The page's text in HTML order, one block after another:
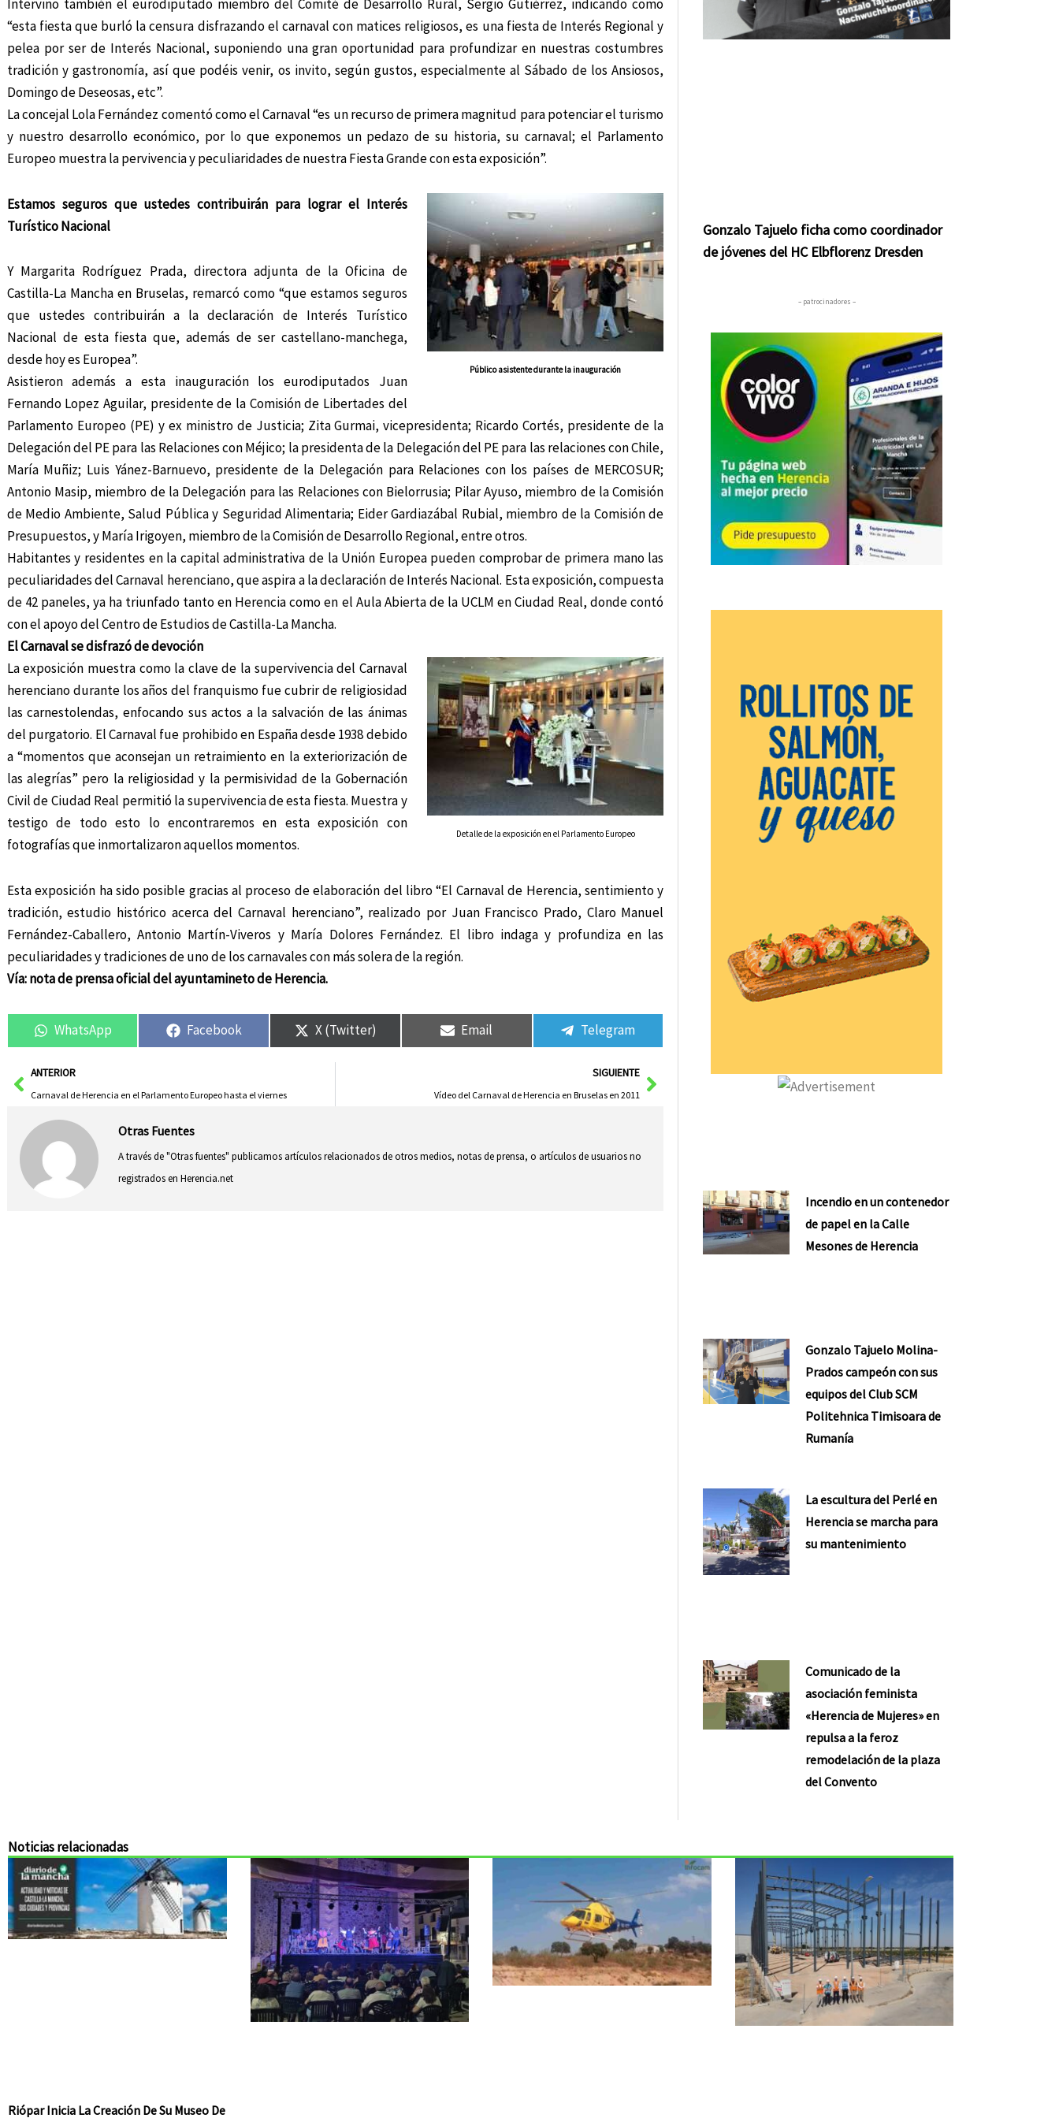
Intervino también el eurodiputado miembro del Comité de Desarrollo Rural, Sergio Gutiérrez, indicando como
“esta fiesta que burló la censura disfrazando el carnaval con matices religiosos, es una fiesta de Interés Regional y
pelea por ser de Interés Nacional, suponiendo una gran oportunidad para profundizar en nuestras costumbres
tradición y gastronomía, así que podéis venir, os invito, según gustos, especialmente al Sábado de los Ansiosos,
Domingo de Deseosas, etc”.
La concejal Lola Fernández comentó como el Carnaval “es un recurso de primera magnitud para potenciar el turismo
y nuestro desarrollo económico, por lo que exponemos un pedazo de su historia, su carnaval; el Parlamento
Europeo muestra la pervivencia y peculiaridades de nuestra Fiesta Grande con esta exposición”.
Público asistente durante la inauguración
Estamos seguros que ustedes contribuirán para lograr el Interés
Turístico Nacional
Y Margarita Rodríguez Prada, directora adjunta de la Oficina de
Castilla-La Mancha en Bruselas, remarcó como “que estamos seguros
que ustedes contribuirán a la declaración de Interés Turístico
Nacional de esta fiesta que, además de ser castellano-manchega,
desde hoy es Europea”.
Asistieron además a esta inauguración los eurodiputados Juan
Fernando Lopez Aguilar, presidente de la Comisión de Libertades del
Parlamento Europeo (PE) y ex ministro de Justicia; Zita Gurmai, vicepresidenta; Ricardo Cortés, presidente de la
Delegación del PE para las Relaciones con Méjico; la presidenta de la Delegación del PE para las relaciones con Chile,
María Muñiz; Luis Yánez-Barnuevo, presidente de la Delegación para Relaciones con los países de MERCOSUR;
Antonio Masip, miembro de la Delegación para las Relaciones con Bielorrusia; Pilar Ayuso, miembro de la Comisión
de Medio Ambiente, Salud Pública y Seguridad Alimentaria; Eider Gardiazábal Rubial, miembro de la Comisión de
Presupuestos, y María Irigoyen, miembro de la Comisión de Desarrollo Regional, entre otros.
Habitantes y residentes en la capital administrativa de la Unión Europea pueden comprobar de primera mano las
peculiaridades del Carnaval herenciano, que aspira a la declaración de Interés Nacional. Esta exposición, compuesta
de 42 paneles, ya ha triunfado tanto en Herencia como en el Aula Abierta de la UCLM en Ciudad Real, donde contó
con el apoyo del Centro de Estudios de Castilla-La Mancha.
El Carnaval se disfrazó de devoción
Detalle de la exposición en el Parlamento Europeo
La exposición muestra como la clave de la supervivencia del Carnaval
herenciano durante los años del franquismo fue cubrir de religiosidad
las carnestolendas, enfocando sus actos a la salvación de las ánimas
del purgatorio. El Carnaval fue prohibido en España desde 1938 debido
a “momentos que aconsejan un retraimiento en la exteriorización de
las alegrías” pero la religiosidad y la permisividad de la Gobernación
Civil de Ciudad Real permitió la supervivencia de esta fiesta. Muestra y
testigo de todo esto lo encontraremos en esta exposición con
fotografías que inmortalizaron aquellos momentos.
Esta exposición ha sido posible gracias al proceso de elaboración del libro “El Carnaval de Herencia, sentimiento y
tradición, estudio histórico acerca del Carnaval herenciano”, realizado por Juan Francisco Prado, Claro Manuel
Fernández-Caballero, Antonio Martín-Viveros y María Dolores Fernández. El libro indaga y profundiza en las
peculiaridades y tradiciones de uno de los carnavales con más solera de la región.
Vía: nota de prensa oficial del ayuntamineto de Herencia.
WhatsApp Facebook X (Twitter) Email Telegram
AntANTERIOR
Carnaval de Herencia en el Parlamento Europeo hasta el viernes
SIGUIENTE
Vídeo del Carnaval de Herencia en Bruselas en 2011
Siguiente
Otras Fuentes
A través de "Otras fuentes" publicamos artículos relacionados de otros medios, notas de prensa, o artículos de usuarios no
registrados en Herencia.net
Gonzalo Tajuelo ficha como coordinador
de jóvenes del HC Elbflorenz Dresden
– patrocinadores –
Incendio en un contenedor
de papel en la Calle
Mesones de Herencia
Gonzalo Tajuelo Molina-
Prados campeón con sus
equipos del Club SCM
Politehnica Timisoara de
Rumanía
La escultura del Perlé en
Herencia se marcha para
su mantenimiento
Comunicado de la
asociación feminista
«Herencia de Mujeres» en
repulsa a la feroz
remodelación de la plaza
del Convento
Noticias relacionadas
Riópar Inicia La Creación De Su Museo De